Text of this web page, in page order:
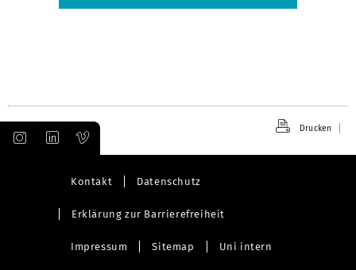
Drucken
Kontakt Datenschutz
Erklärung zur Barrierefreiheit
Impressum Sitemap Uni intern